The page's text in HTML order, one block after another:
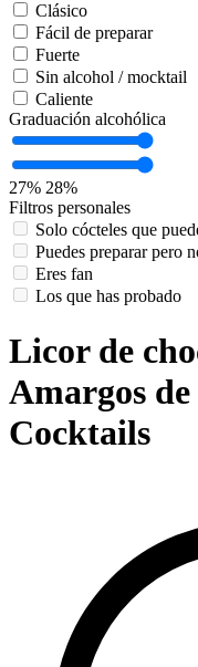
Clásico
Fácil de preparar
Fuerte
Sin alcohol / mocktail
Caliente
Graduación alcohólica
27% 28%
Filtros personales
Solo cócteles que
Puedes preparar pero
Eres fan
Los que has probado
Licor de
Amargos
Cocktails